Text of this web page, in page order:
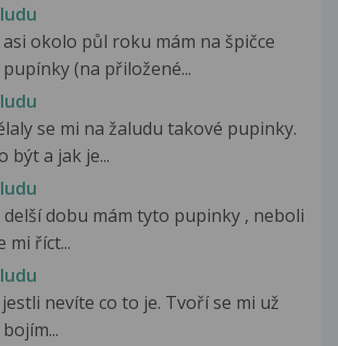
okolo půl roku mám na špičce
(na přiložené...
se mi na žaludu takové pupinky.
být a jak je...
dobu mám tyto pupinky , neboli
mi říct...
nevíte co to je. Tvoří se mi už